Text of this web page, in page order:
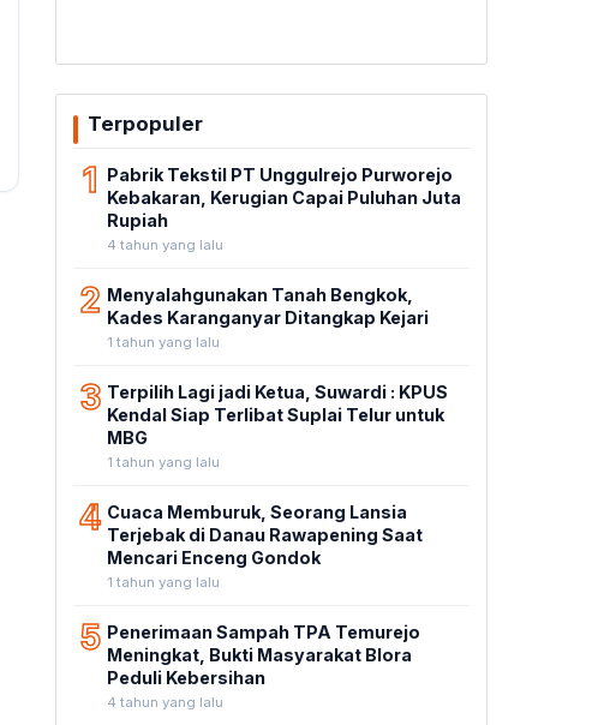
Terpopuler
1 Pabrik Tekstil PT Unggulrejo Purworejo
Kebakaran, Kerugian Capai Puluhan Juta
Rupiah
4 tahun yang lalu
2 Menyalahgunakan Tanah Bengkok,
Kades Karanganyar Ditangkap Kejari
1 tahun yang lalu
3 Terpilih Lagi jadi Ketua, Suwardi : KPUS
Kendal Siap Terlibat Suplai Telur untuk
MBG
1 tahun yang lalu
4 Cuaca Memburuk, Seorang Lansia
Terjebak di Danau Rawapening Saat
Mencari Enceng Gondok
1 tahun yang lalu
5 Penerimaan Sampah TPA Temurejo
Meningkat, Bukti Masyarakat Blora
Peduli Kebersihan
4 tahun yang lalu